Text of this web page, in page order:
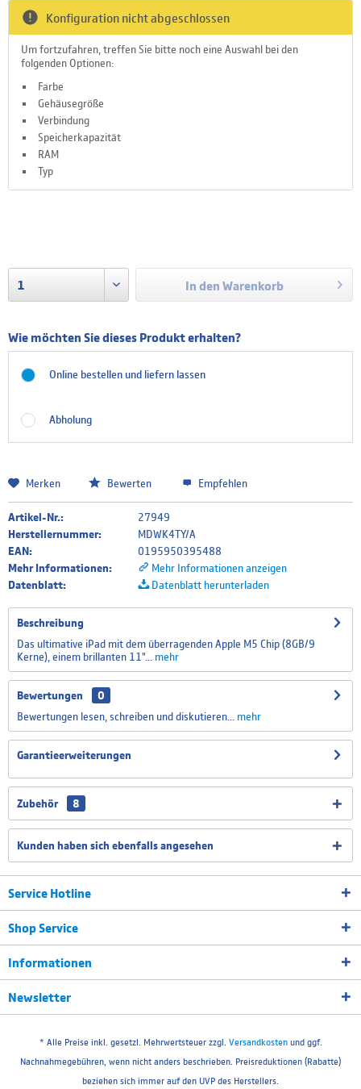
Konfiguration nicht abgeschlossen
Um fortzufahren, treffen Sie bitte noch eine Auswahl bei den
folgenden Optionen:
Farbe
Gehäusegröße
Verbindung
Speicherkapazität
RAM
Typ
In den Warenkorb
Wie möchten Sie dieses Produkt erhalten?
Online bestellen und liefern lassen
Abholung
Merken Bewerten Empfehlen
Artikel-Nr.:
27949
Herstellernummer:
MDWK4TY/A
EAN:
0195950395488
Mehr Informationen:
Mehr Informationen anzeigen
Datenblatt:
Datenblatt herunterladen
Beschreibung
Das ultimative iPad mit dem überragenden Apple M5 Chip (8GB/9
Kerne), einem brillanten 11"...
mehr
Bewertungen
0
Bewertungen lesen, schreiben und diskutieren...
mehr
Garantieerweiterungen
Zubehör 8
Kunden haben sich ebenfalls angesehen
Service Hotline
Shop Service
Informationen
Newsletter
* Alle Preise inkl. gesetzl. Mehrwertsteuer zzgl. Versandkostenund ggf.
Nachnahmegebühren, wenn nicht anders beschrieben. Preisreduktionen (Rabatte)
beziehen sich immer auf den UVP des Herstellers.